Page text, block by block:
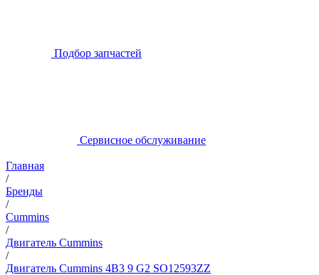
Подбор запчастей
Сервисное обслуживание
Главная
/
Бренды
/
Cummins
/
Двигатель Cummins
/
Двигатель Cummins 4B3 9 G2 SO12593ZZ